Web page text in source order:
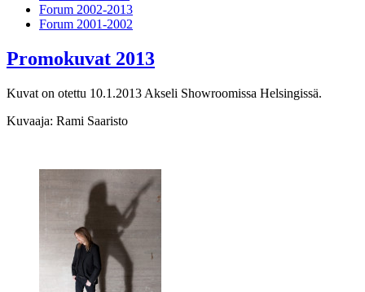
Forum 2002-2013
Forum 2001-2002
Promokuvat 2013
Kuvat on otettu 10.1.2013 Akseli Showroomissa Helsingissä.
Kuvaaja: Rami Saaristo